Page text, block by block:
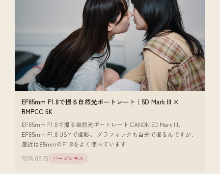
EF85mm F1.8で撮る自然光ポートレート｜5D Mark III ×
BMPCC 6K
EF85mm F1.8で撮る自然光ポートレート CANON 5D Mark III、
EF85mm F1.8 USMで撮影。 グラフィックも自分で撮るんですが、
最近は85mmのF1.8をよく使っています
2026.05.23 バージンキス